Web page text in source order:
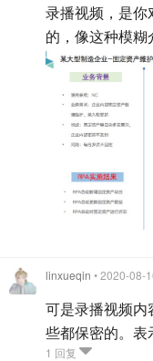
录播视频，是
的，像这种模糊
linxueqin • 2020-08-
可是录播视频
些都保密的。表
1 回复